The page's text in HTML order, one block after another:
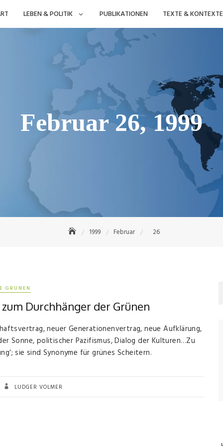
LEBEN & POLITIK PUBLIKATIONEN TEXTE & KONTEXTE
Februar 26, 1999
1999 Februar 26
GRÜNEN
Durchhänger der Grünen
neuer Generationenvertrag, neue Aufklärung,
Sonne, politischer Pazifismus, Dialog der Kulturen…Zu
sie sind Synonyme für grünes Scheitern.
LUDGER VOLMER